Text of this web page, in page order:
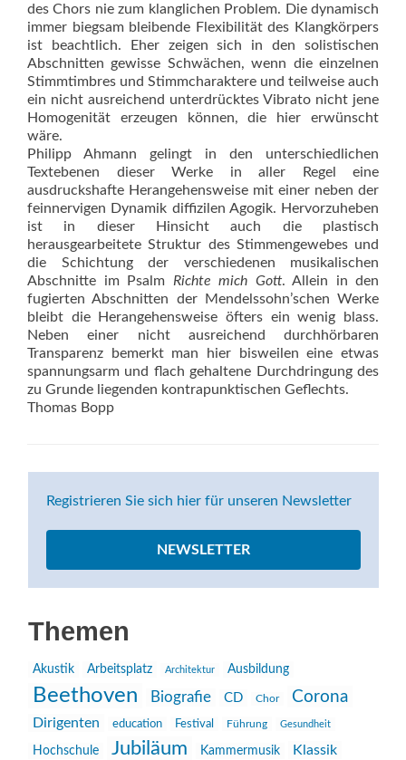
des Chors nie zum klanglichen Problem. Die dynamisch
immer biegsam bleibende Flexibilität des Klangkörpers
ist beachtlich. Eher zeigen sich in den solistischen
Abschnitten gewisse Schwächen, wenn die einzelnen
Stimmtimbres und Stimmcharaktere und teilweise auch
ein nicht ausreichend unterdrücktes Vibrato nicht jene
Homogenität erzeugen können, die hier erwünscht
wäre.
Philipp Ahmann gelingt in den unterschiedlichen
Textebenen dieser Werke in aller Regel eine
ausdruckshafte Herangehensweise mit einer neben der
feinnervigen Dynamik diffizilen Agogik. Hervorzuheben
ist in dieser Hinsicht auch die plastisch
herausgearbeitete Struktur des Stimmengewebes und
die Schichtung der verschiedenen musikalischen
Abschnitte im Psalm Richte mich Gott. Allein in den
fugierten Abschnitten der Mendelssohn’schen Werke
bleibt die Herangehensweise öfters ein wenig blass.
Neben einer nicht ausreichend durchhörbaren
Transparenz bemerkt man hier bisweilen eine etwas
spannungsarm und flach gehaltene Durchdringung des
zu Grunde liegenden kontrapunktischen Geflechts.
Thomas Bopp
Registrieren Sie sich hier für unseren Newsletter
NEWSLETTER
Themen
Akustik Arbeitsplatz Architektur Ausbildung
Beethoven Biografie CD Chor Corona
Dirigenten education Festival Führung Gesundheit
Hochschule Jubiläum Kammermusik
Klassik